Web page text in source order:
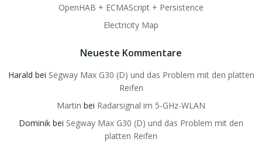
OpenHAB + ECMAScript + Persistence
Electricity Map
Neueste Kommentare
Harald bei Segway Max G30 (D) und das Problem mit den platten
Reifen
Martin bei Radarsignal im 5-GHz-WLAN
Dominik bei Segway Max G30 (D) und das Problem mit den
platten Reifen